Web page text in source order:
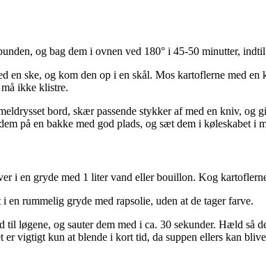
og bag dem i ovnen ved 180° i 45-50 minutter,
en ske, og kom den op i en skål. Mos kartoflerne med
ikke klistre.
bord, skær passende stykker af med en kniv,
på en bakke med god plads, og sæt dem i køleskabet i
i en gryde med 1 liter vand eller bouillon. Kog
rummelig gryde med rapsolie, uden at de tager farve.
løgene, og sauter dem med i ca. 30 sekunder. Hæld
er vigtigt kun at blende i kort tid, da suppen ellers kan